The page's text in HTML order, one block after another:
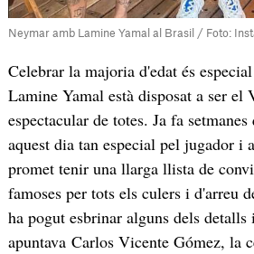
Neymar amb Lamine Yamal al Brasil / Foto:
Celebrar la majoria d'edat és
Lamine Yamal està disposat a ser el
espectacular de totes. Ja fa
aquest dia tan especial pel jugador i
promet tenir una llarga llista de
famoses per tots els culers i d'arreu
ha pogut esbrinar alguns dels detalls
apuntava Carlos Vicente Gómez, la